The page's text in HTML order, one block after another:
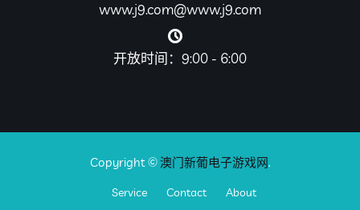
www.j9.com@www.j9.com
开放时间：9:00 - 6:00
Copyright ©澳门新葡电子游戏网.
Service Contact About